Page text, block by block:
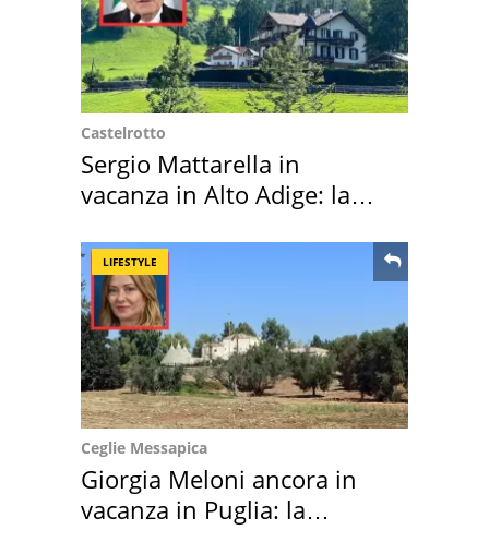
Castelrotto
Sergio Mattarella in
vacanza in Alto Adige: la
LIFESTYLE
Ceglie Messapica
Giorgia Meloni ancora in
vacanza in Puglia: la